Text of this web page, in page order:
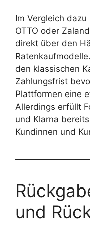
Im Vergleich
OTTO oder
direkt über den
Ratenkaufmodelle.
den klassischen
Zahlungsfrist
Plattformen eine
Allerdings erfüllt
und Klarna
Kundinnen und
und